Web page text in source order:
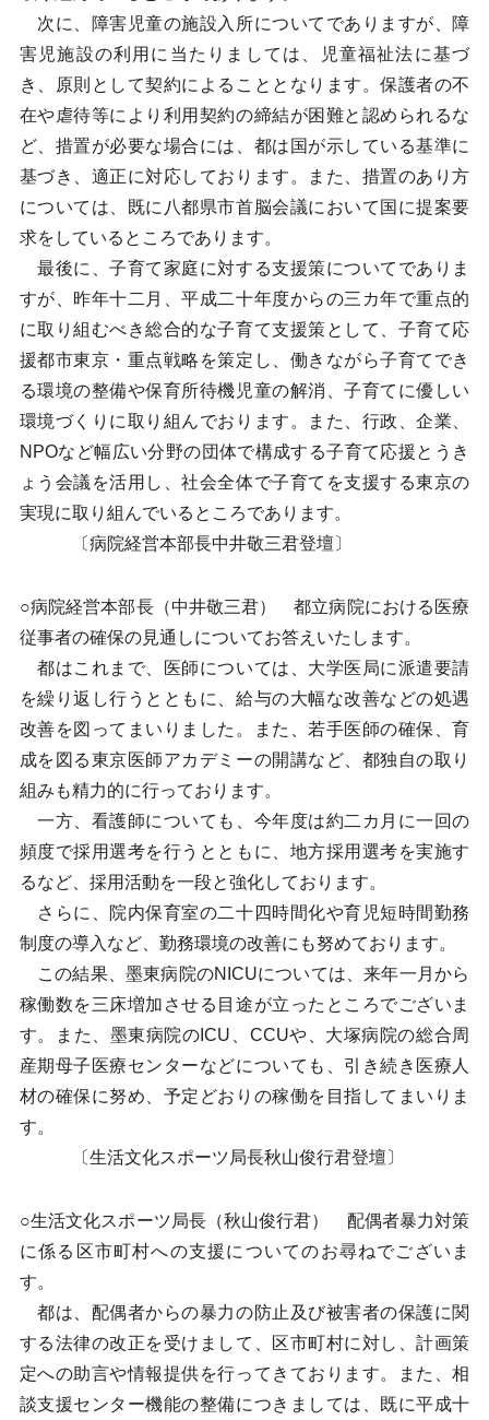
次に、障害児童の施設入所についてでありますが、障
害児施設の利用に当たりましては、児童福祉法に基づ
き、原則として契約によることとなります。保護者の不
在や虐待等により利用契約の締結が困難と認められるな
ど、措置が必要な場合には、都は国が示している基準に
基づき、適正に対応しております。また、措置のあり方
については、既に八都県市首脳会議において国に提案要
求をしているところであります。
最後に、子育て家庭に対する支援策についてでありま
すが、昨年十二月、平成二十年度からの三カ年で重点的
に取り組むべき総合的な子育て支援策として、子育て応
援都市東京・重点戦略を策定し、働きながら子育てでき
る環境の整備や保育所待機児童の解消、子育てに優しい
環境づくりに取り組んでおります。また、行政、企業、
NPOなど幅広い分野の団体で構成する子育て応援とうき
ょう会議を活用し、社会全体で子育てを支援する東京の
実現に取り組んでいるところであります。
〔病院経営本部長中井敬三君登壇〕
○病院経営本部長（中井敬三君） 都立病院における医療
従事者の確保の見通しについてお答えいたします。
都はこれまで、医師については、大学医局に派遣要請
を繰り返し行うとともに、給与の大幅な改善などの処遇
改善を図ってまいりました。また、若手医師の確保、育
成を図る東京医師アカデミーの開講など、都独自の取り
組みも精力的に行っております。
一方、看護師についても、今年度は約二カ月に一回の
頻度で採用選考を行うとともに、地方採用選考を実施す
るなど、採用活動を一段と強化しております。
さらに、院内保育室の二十四時間化や育児短時間勤務
制度の導入など、勤務環境の改善にも努めております。
この結果、墨東病院のNICUについては、来年一月から
稼働数を三床増加させる目途が立ったところでございま
す。また、墨東病院のICU、CCUや、大塚病院の総合周
産期母子医療センターなどについても、引き続き医療人
材の確保に努め、予定どおりの稼働を目指してまいりま
す。
〔生活文化スポーツ局長秋山俊行君登壇〕
○生活文化スポーツ局長（秋山俊行君） 配偶者暴力対策
に係る区市町村への支援についてのお尋ねでございま
す。
都は、配偶者からの暴力の防止及び被害者の保護に関
する法律の改正を受けまして、区市町村に対し、計画策
定への助言や情報提供を行ってきております。また、相
談支援センター機能の整備につきましては、既に平成十